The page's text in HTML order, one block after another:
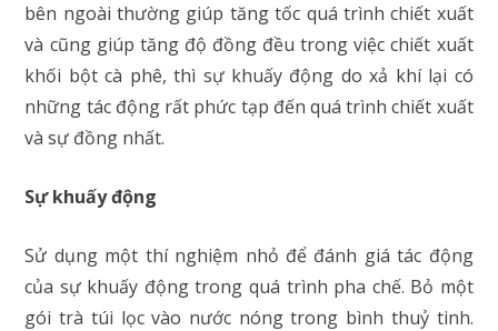
bên ngoài thường giúp tăng tốc quá trình chiết xuất
và cũng giúp tăng độ đồng đều trong việc chiết xuất
khối bột cà phê, thì sự khuấy động do xả khí lại có
những tác động rất phức tạp đến quá trình chiết xuất
và sự đồng nhất.
Sự khuấy động
Sử dụng một thí nghiệm nhỏ để đánh giá tác động
của sự khuấy động trong quá trình pha chế. Bỏ một
gói trà túi lọc vào nước nóng trong bình thuỷ tinh.